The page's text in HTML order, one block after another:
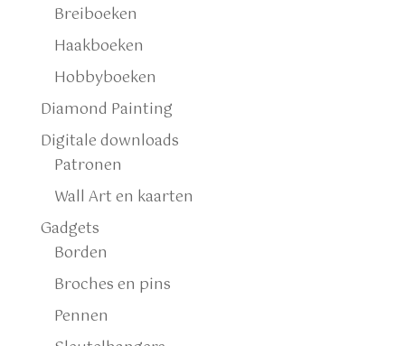
Breiboeken
Haakboeken
Hobbyboeken
Diamond Painting
Digitale downloads
Patronen
Wall Art en kaarten
Gadgets
Borden
Broches en pins
Pennen